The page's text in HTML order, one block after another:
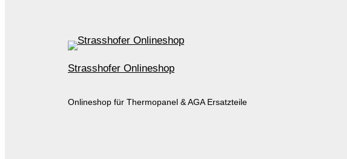
Strasshofer Onlineshop
Onlineshop für Thermopanel & AGA Ersatzteile